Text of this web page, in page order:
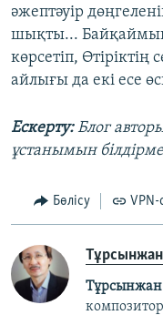
әжептәуір
шықты... Байқаймын,
көрсетіп, Өтіріктің
айлығы да екі есе
Ескерту:Блог
ұстанымын
Бөлісу VPN-
композитор